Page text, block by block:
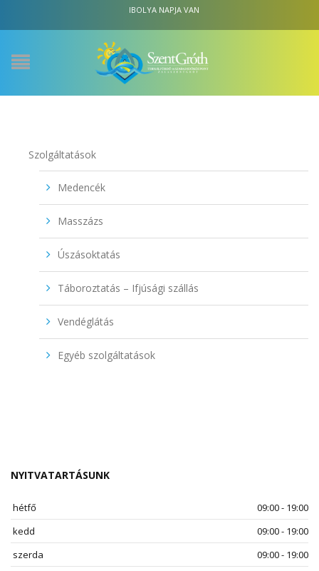
IBOLYA NAPJA VAN
Szolgáltatások
Medencék
Masszázs
Úszásoktatás
Táboroztatás – Ifjúsági szállás
Vendéglátás
Egyéb szolgáltatások
NYITVATARTÁSUNK
hétfő
09:00 - 19:00
kedd
09:00 - 19:00
szerda
09:00 - 19:00